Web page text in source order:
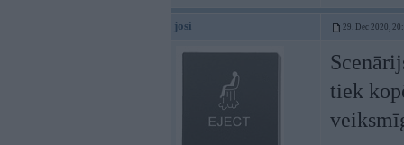
josi 29. Dec 2020,
tiek